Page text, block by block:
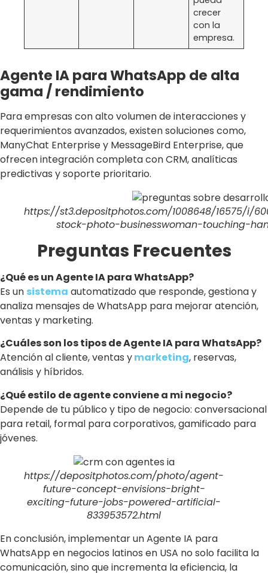
crecer
con la
empresa.
Agente IA para WhatsApp de alta
gama / rendimiento
Para empresas con alto volumen de interacciones y
requerimientos avanzados, existen soluciones como,
ManyChat Enterprise y MessageBird Enterprise, que
ofrecen integración completa con CRM, analíticas
predictivas y soporte prioritario.
https://st3.depositphotos.com/1008648/16575/i/
stock-photo-businesswoman-touching-
Preguntas Frecuentes
¿Qué es un Agente IA para WhatsApp?
Es un sistema automatizado que responde, gestiona y
analiza mensajes de WhatsApp para mejorar atención,
ventas y marketing.
¿Cuáles son los tipos de Agente IA para WhatsApp?
Atención al cliente, ventas ymarketing, reservas,
análisis y híbridos.
¿Qué estilo de agente conviene a mi negocio?
Depende de tu público y tipo de negocio: conversacional
para retail, formal para corporativos, gamificado para
jóvenes.
https://depositphotos.com/photo/agent-
future-concept-envisions-bright-
exciting-future-jobs-powered-artificial-
833953572.html
En conclusión, implementar un Agente IA para
WhatsApp en negocios latinos en USA no solo facilita la
comunicación, sino que incrementa la eficiencia, la